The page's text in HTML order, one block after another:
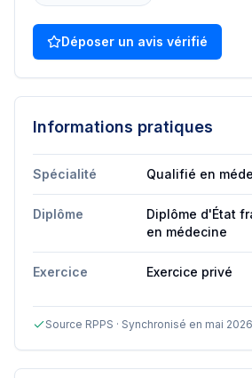
Déposer un avis vérifié
Informations pratiques
Spécialité Qualifié en
Diplôme
Diplôme d'État
en médecine
Exercice Exercice privé
Source RPPS · Synchronisé en mai 2026